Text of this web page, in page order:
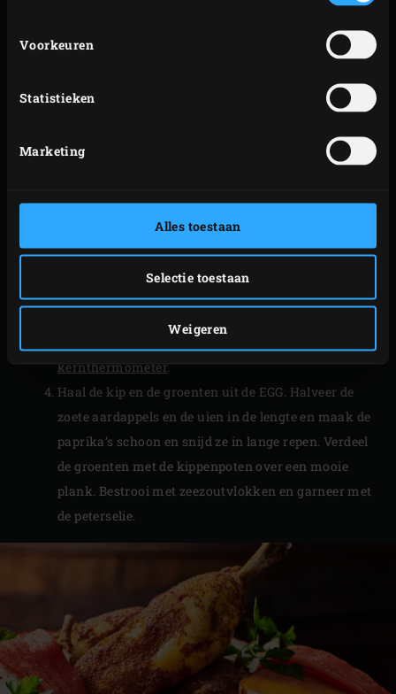
Voorkeuren
Statistieken
Marketing
Alles toestaan
Selectie toestaan
Weigeren
verwarm met het
met daarop een
temperatuur van 220 °C.
rooster en leg voor het garnituur de zoete
aardappels en uien ernaast. Sluit de deksel van de
de kerntemperatuur meten met behulp van een
kernthermometer.
Haal de kip en de groenten uit de EGG. Halveer de
zoete aardappels en de uien in de lengte en maak de
paprika’s schoon en snijd ze in lange repen. Verdeel
de groenten met de kippenpoten over een mooie
plank. Bestrooi met zeezoutvlokken en garneer met
de peterselie.